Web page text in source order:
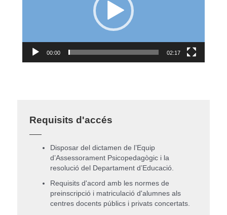
00:00 02:17
Requisits d'accés
Disposar del dictamen de l’Equip
d’Assessorament Psicopedagògic i la
resolució del Departament d’Educació.
Requisits d'acord amb les normes de
preinscripció i matriculació d'alumnes als
centres docents públics i privats concertats.